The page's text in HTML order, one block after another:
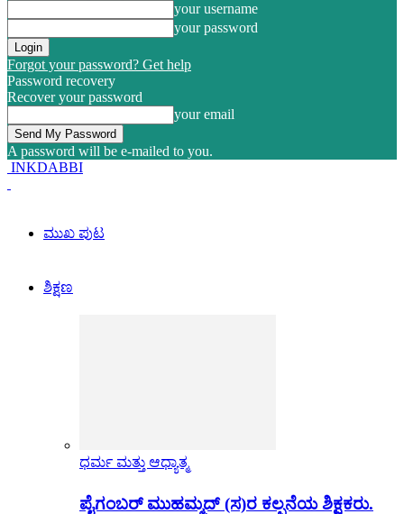
your username
your password
Forgot your password? Get help
Password recovery
Recover your password
your email
A password will be e-mailed to you.
INKDABBI
ಮುಖ ಪುಟ
ಶಿಕ್ಷಣ
ಧರ್ಮ ಮತ್ತು ಆಧ್ಯಾತ್ಮ
ಪೈಗಂಬರ್ ಮುಹಮ್ಮದ್ (ಸ)ರ ಕಲ್ಪನೆಯ ಶಿಕ್ಷಕರು.